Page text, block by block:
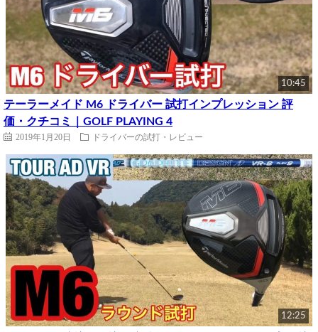
10:45
テーラーメイド M6 ドライバー 試打インプレッション 評
価・クチコミ｜GOLF PLAYING 4
2019年1月20日 ドライバーの試打・レビュー
12:25